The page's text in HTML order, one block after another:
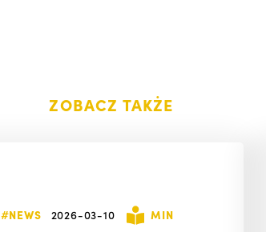
ZOBACZ TAKŻE
#NEWS 2026-03-10 MIN